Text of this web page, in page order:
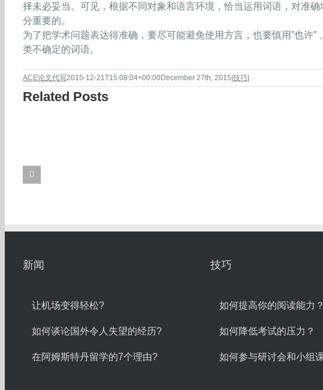
择未必妥当。可见，根据不同对象和语言环境，恰当运用词语，对准
分重要的。
为了把学术问题表达得准确，要尽可能避免使用方言，也要慎用”也许” 、
类不确定的词语。
ACE论文代写2015-12-21T15:08:04+00:00December 27th, 2015|技巧|
Related Posts
新闻
让机场变得轻松?
如何谈论国外令人失望的经历?
在阿姆斯特丹留学的7个理由?
技巧
如何提高你的阅读能力？
如何降低考试的压力？
如何参与研讨会和小组